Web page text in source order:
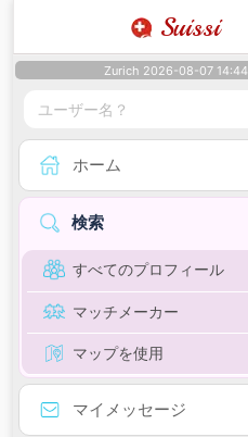
Suissi
Zurich 2026-08-07 14:44
ホーム
検索
すべてのプロフィール
マッチメーカー
マップを使用
マイメッセージ